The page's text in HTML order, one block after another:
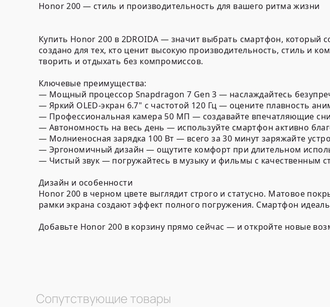
Honor 200 — стиль и производительность для вашего ритма жизни
Купить Honor 200 в 2DROIDA — значит выбрать смартфон, который
создано для тех, кто ценит высокую производительность, стиль и
творить и отдыхать без компромиссов.
Ключевые преимущества:
— Мощный процессор Snapdragon 7 Gen 3 — наслаждайтесь
— Яркий OLED-экран 6.7" с частотой 120 Гц — оцените плавность
— Профессиональная камера 50 МП — создавайте впечатляющие
— Автономность на весь день — используйте смартфон активно
— Молниеносная зарядка 100 Вт — всего за 30 минут заряжайте
— Эргономичный дизайн — ощутите комфорт при длительном
— Чистый звук — погружайтесь в музыку и фильмы с качественным
Дизайн и особенности
Honor 200 в черном цвете выглядит строго и статусно. Матовое
рамки экрана создают эффект полного погружения. Смартфон
Добавьте Honor 200 в корзину прямо сейчас — и откройте новые
Сопутствующие товары